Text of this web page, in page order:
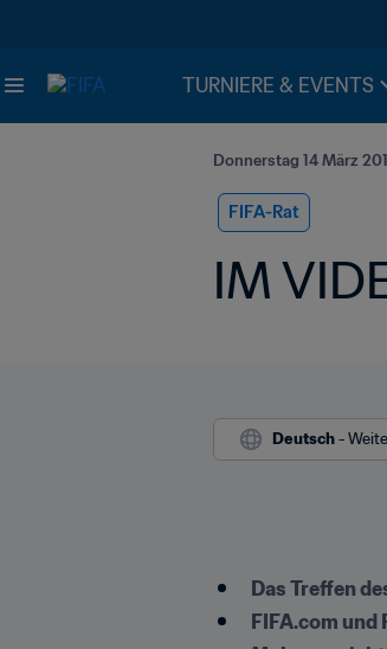
TURNIERE & EVENTS
Donnerstag 14 März
FIFA-Rat
IM
Deutsch -
Das Treffen
FIFA.com